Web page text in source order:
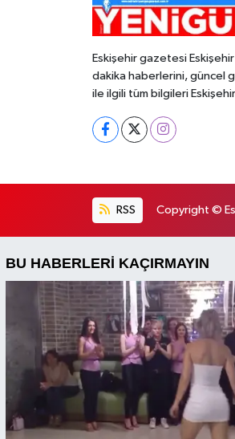
Eskişehir gazetesi
dakika haberlerini, güncel
ile ilgili tüm bilgileri
RSS Copyright ©